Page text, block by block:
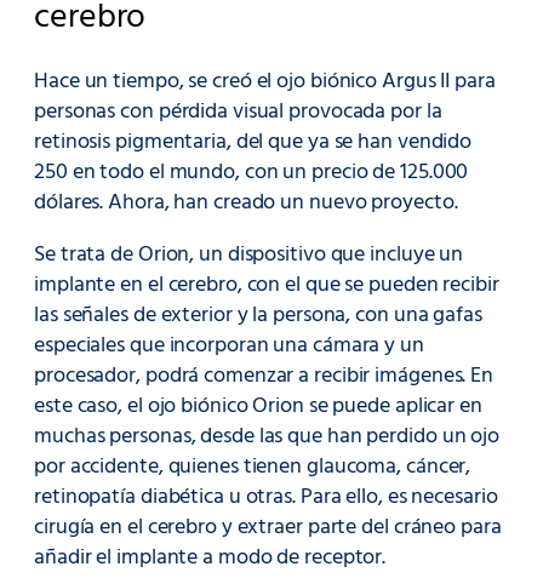
cerebro
Hace un tiempo, se creó el ojo biónico Argus II para
personas con pérdida visual provocada por la
retinosis pigmentaria, del que ya se han vendido
250 en todo el mundo, con un precio de 125.000
dólares. Ahora, han creado un nuevo proyecto.
Se trata de Orion, un dispositivo que incluye un
implante en el cerebro, con el que se pueden recibir
las señales de exterior y la persona, con una gafas
especiales que incorporan una cámara y un
procesador, podrá comenzar a recibir imágenes. En
este caso, el ojo biónico Orion se puede aplicar en
muchas personas, desde las que han perdido un ojo
por accidente, quienes tienen glaucoma, cáncer,
retinopatía diabética u otras. Para ello, es necesario
cirugía en el cerebro y extraer parte del cráneo para
añadir el implante a modo de receptor.